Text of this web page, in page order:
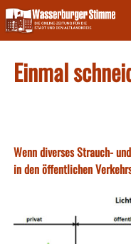
Skip
to
content
Einmal
Wenn diverses Strauch-
in den öffentlichen